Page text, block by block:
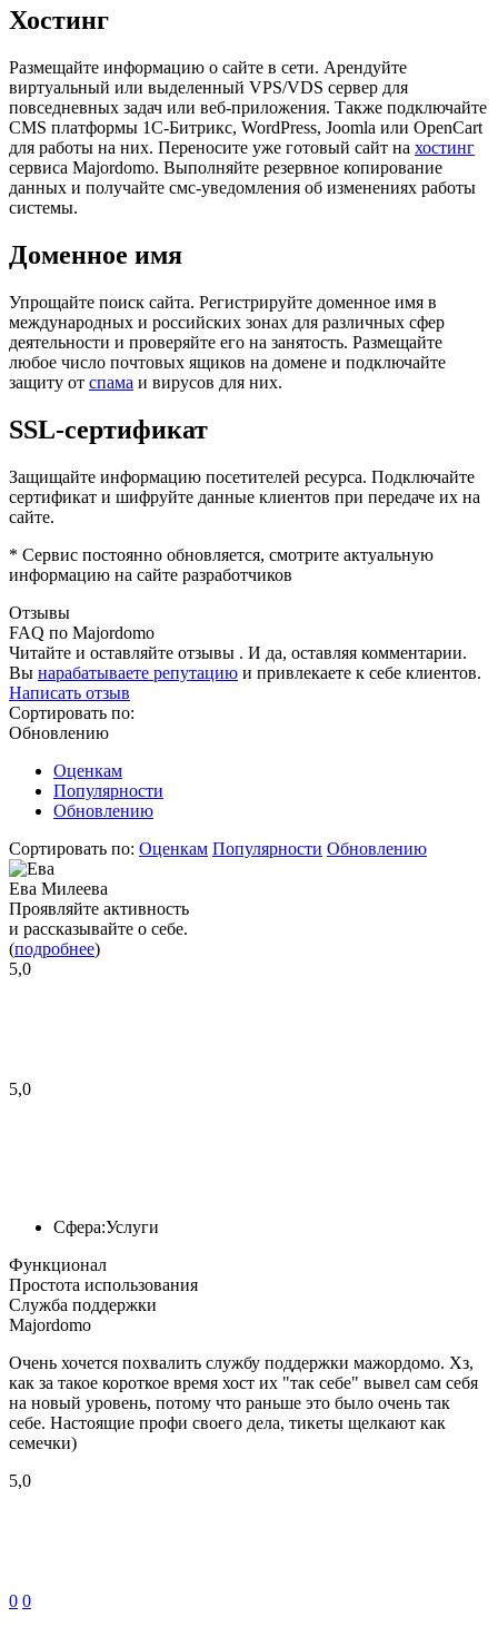
Хостинг
Размещайте информацию о сайте в сети. Арендуйте
виртуальный или выделенный VPS/VDS сервер для
повседневных задач или веб-приложения. Также подключайте
CMS платформы 1С-Битрикс, WordPress, Joomla или OpenCart
для работы на них. Переносите уже готовый сайт на хостинг
сервиса Majordomo. Выполняйте резервное копирование
данных и получайте смс-уведомления об изменениях работы
системы.
Доменное имя
Упрощайте поиск сайта. Регистрируйте доменное имя в
международных и российских зонах для различных сфер
деятельности и проверяйте его на занятость. Размещайте
любое число почтовых ящиков на домене и подключайте
защиту от спама и вирусов для них.
SSL-сертификат
Защищайте информацию посетителей ресурса. Подключайте
сертификат и шифруйте данные клиентов при передаче их на
сайте.
* Сервис постоянно обновляется, смотрите актуальную
информацию на сайте разработчиков
Отзывы
FAQ по Majordomo
Читайте и оставляйте отзывы . И да, оставляя комментарии.
Вы нарабатываете репутацию и привлекаете к себе клиентов.
Написать отзыв
Сортировать по:
Обновлению
Оценкам
Популярности
Обновлению
Сортировать по: Оценкам Популярности Обновлению
Ева Милеева
Проявляйте активность
и рассказывайте о себе.
(подробнее)
5,0
5,0
Сфера:Услуги
Функционал
Простота использования
Служба поддержки
Majordomo
Очень хочется похвалить службу поддержки мажордомо. Хз,
как за такое короткое время хост их "так себе" вывел сам себя
на новый уровень, потому что раньше это было очень так
себе. Настоящие профи своего дела, тикеты щелкают как
семечки)
5,0
0 0